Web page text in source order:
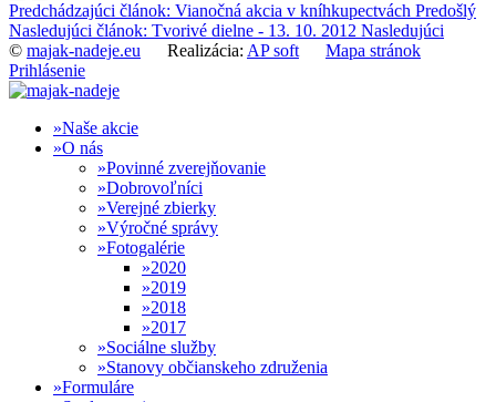
Predchádzajúci článok: Vianočná akcia v kníhkupectvách Predošlý
Nasledujúci článok: Tvorivé dielne - 13. 10. 2012 Nasledujúci
© majak-nadeje.eu Realizácia: AP soft
Mapa stránok
Prihlásenie
Naše akcie
O nás
Povinné zverejňovanie
Dobrovoľníci
Verejné zbierky
Výročné správy
Fotogalérie
2020
2019
2018
2017
Sociálne služby
Stanovy občianskeho združenia
Formuláre